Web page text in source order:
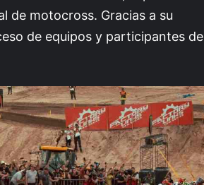
de motocross. Gracias a su
de equipos y participantes de